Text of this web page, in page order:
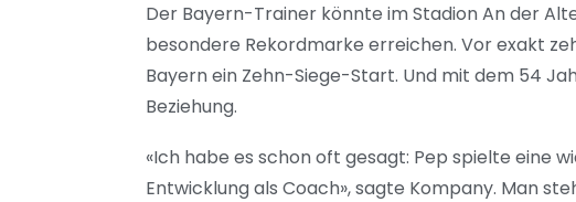
Der Bayern-Trainer könnte im Stadion An der
besondere Rekordmarke erreichen. Vor exakt
Bayern ein Zehn-Siege-Start. Und mit dem 54
Beziehung.
«Ich habe es schon oft gesagt: Pep spielte eine
Entwicklung als Coach», sagte Kompany. Man